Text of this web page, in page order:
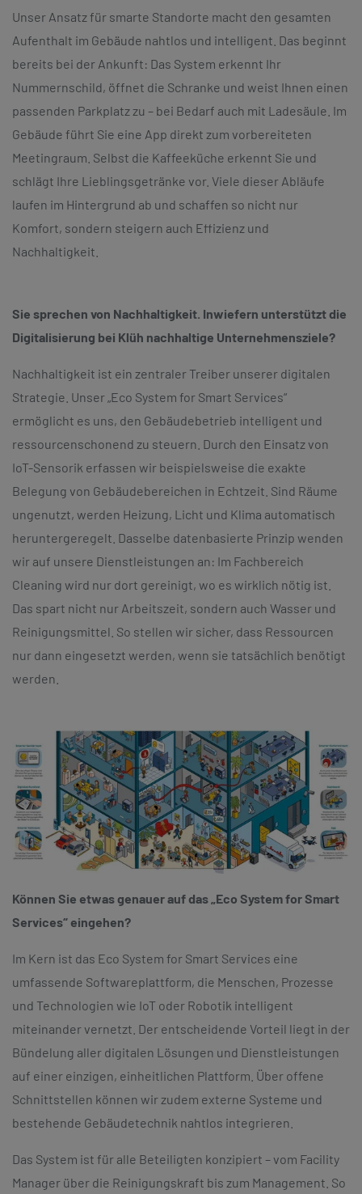
Unser Ansatz für smarte Standorte macht den gesamten
Aufenthalt im Gebäude nahtlos und intelligent. Das beginnt
bereits bei der Ankunft: Das System erkennt Ihr
Nummernschild, öffnet die Schranke und weist Ihnen einen
passenden Parkplatz zu – bei Bedarf auch mit Ladesäule. Im
Gebäude führt Sie eine App direkt zum vorbereiteten
Meetingraum. Selbst die Kaffeeküche erkennt Sie und
schlägt Ihre Lieblingsgetränke vor. Viele dieser Abläufe
laufen im Hintergrund ab und schaffen so nicht nur
Komfort, sondern steigern auch Effizienz und
Nachhaltigkeit.
Sie sprechen von Nachhaltigkeit. Inwiefern unterstützt die
Digitalisierung bei Klüh nachhaltige Unternehmensziele?
Nachhaltigkeit ist ein zentraler Treiber unserer digitalen
Strategie. Unser „Eco System for Smart Services“
ermöglicht es uns, den Gebäudebetrieb intelligent und
ressourcenschonend zu steuern. Durch den Einsatz von
IoT-Sensorik erfassen wir beispielsweise die exakte
Belegung von Gebäudebereichen in Echtzeit. Sind Räume
ungenutzt, werden Heizung, Licht und Klima automatisch
heruntergeregelt. Dasselbe datenbasierte Prinzip wenden
wir auf unsere Dienstleistungen an: Im Fachbereich
Cleaning wird nur dort gereinigt, wo es wirklich nötig ist.
Das spart nicht nur Arbeitszeit, sondern auch Wasser und
Reinigungsmittel. So stellen wir sicher, dass Ressourcen
nur dann eingesetzt werden, wenn sie tatsächlich benötigt
werden.
Können Sie etwas genauer auf das „Eco System for Smart
Services“ eingehen?
Im Kern ist das Eco System for Smart Services eine
umfassende Softwareplattform, die Menschen, Prozesse
und Technologien wie IoT oder Robotik intelligent
miteinander vernetzt. Der entscheidende Vorteil liegt in der
Bündelung aller digitalen Lösungen und Dienstleistungen
auf einer einzigen, einheitlichen Plattform. Über offene
Schnittstellen können wir zudem externe Systeme und
bestehende Gebäudetechnik nahtlos integrieren.
Das System ist für alle Beteiligten konzipiert – vom Facility
Manager über die Reinigungskraft bis zum Management. So